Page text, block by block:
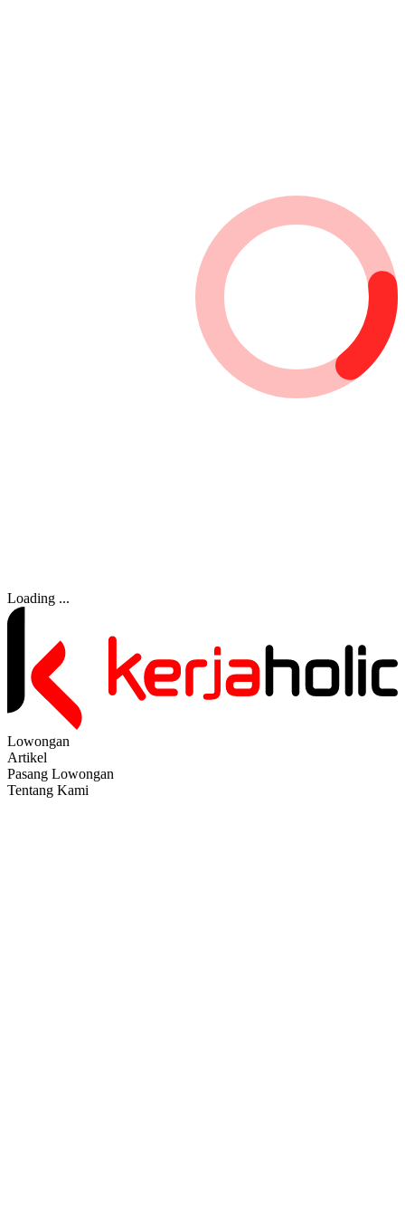
Loading ...
Lowongan
Artikel
Pasang Lowongan
Tentang Kami